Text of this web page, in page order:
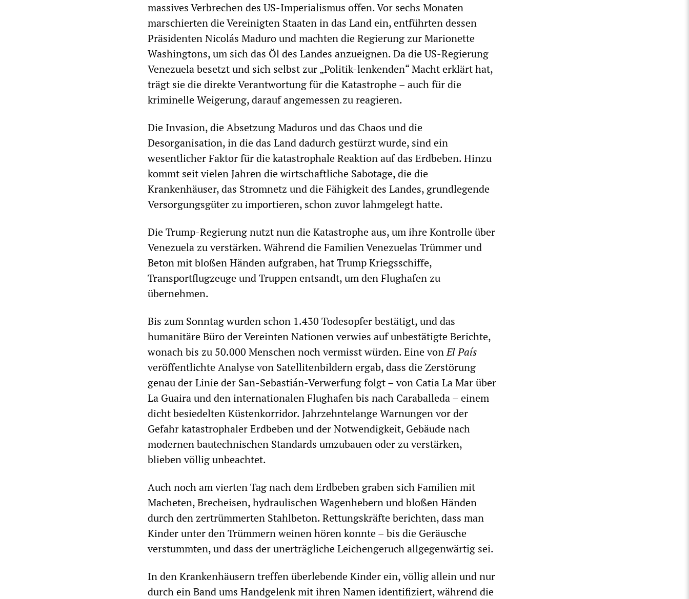
massives Verbrechen des US-Imperialismus offen. Vor sechs Monaten
marschierten die Vereinigten Staaten in das Land ein, entführten dessen
Präsidenten Nicolás Maduro und machten die Regierung zur Marionette
Washingtons, um sich das Öl des Landes anzueignen. Da die US-Regierung
Venezuela besetzt und sich selbst zur „Politik-lenkenden“ Macht erklärt hat,
trägt sie die direkte Verantwortung für die Katastrophe – auch für die
kriminelle Weigerung, darauf angemessen zu reagieren.
Die Invasion, die Absetzung Maduros und das Chaos und die
Desorganisation, in die das Land dadurch gestürzt wurde, sind ein
wesentlicher Faktor für die katastrophale Reaktion auf das Erdbeben. Hinzu
kommt seit vielen Jahren die wirtschaftliche Sabotage, die die
Krankenhäuser, das Stromnetz und die Fähigkeit des Landes, grundlegende
Versorgungsgüter zu importieren, schon zuvor lahmgelegt hatte.
Die Trump-Regierung nutzt nun die Katastrophe aus, um ihre Kontrolle über
Venezuela zu verstärken. Während die Familien Venezuelas Trümmer und
Beton mit bloßen Händen aufgraben, hat Trump Kriegsschiffe,
Transportflugzeuge und Truppen entsandt, um den Flughafen zu
übernehmen.
Bis zum Sonntag wurden schon 1.430 Todesopfer bestätigt, und das
humanitäre Büro der Vereinten Nationen verwies auf unbestätigte Berichte,
wonach bis zu 50.000 Menschen noch vermisst würden. Eine vonEl País
veröffentlichte Analyse von Satellitenbildern ergab, dass die Zerstörung
genau der Linie der San-Sebastián-Verwerfung folgt – von Catia La Mar über
La Guaira und den internationalen Flughafen bis nach Caraballeda – einem
dicht besiedelten Küstenkorridor. Jahrzehntelange Warnungen vor der
Gefahr katastrophaler Erdbeben und der Notwendigkeit, Gebäude nach
modernen bautechnischen Standards umzubauen oder zu verstärken,
blieben völlig unbeachtet.
Auch noch am vierten Tag nach dem Erdbeben graben sich Familien mit
Macheten, Brecheisen, hydraulischen Wagenhebern und bloßen Händen
durch den zertrümmerten Stahlbeton. Rettungskräfte berichten, dass man
Kinder unter den Trümmern weinen hören konnte – bis die Geräusche
verstummten, und dass der unerträgliche Leichengeruch allgegenwärtig sei.
In den Krankenhäusern treffen überlebende Kinder ein, völlig allein und nur
durch ein Band ums Handgelenk mit ihren Namen identifiziert, während die